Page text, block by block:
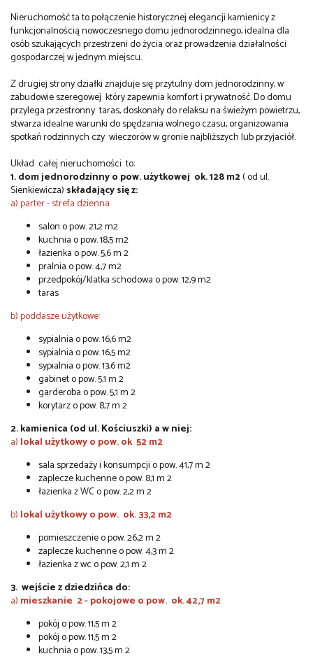
Nieruchomość ta to połączenie historycznej elegancji kamienicy z
funkcjonalnością nowoczesnego domu jednorodzinnego, idealna dla
osób szukających przestrzeni do życia oraz prowadzenia działalności
gospodarczej w jednym miejscu.
Z drugiej strony działki znajduje się przytulny dom jednorodzinny, w
zabudowie szeregowej który zapewnia komfort i prywatność. Do domu
przylega przestronny taras, doskonały do relaksu na świeżym powietrzu,
stwarza idealne warunki do spędzania wolnego czasu, organizowania
spotkań rodzinnych czy wieczorów w gronie najbliższych lub przyjaciół.
Układ całej nieruchomości to:
1. dom jednorodzinny o pow. użytkowej ok. 128 m2( od ul.
Sienkiewicza) składający się z:
a)parter - strefa dzienna
salon o pow. 21,2 m2
kuchnia o pow. 18,5 m2
łazienka o pow. 5,6 m 2
pralnia o pow. 4,7 m2
przedpokój/klatka schodowa o pow. 12,9 m2
taras
b) poddasze użytkowe:
sypialnia o pow. 16,6 m2
sypialnia o pow. 16,5 m2
sypialnia o pow. 13,6 m2
gabinet o pow. 5,1 m 2
garderoba o pow. 5,1 m 2
korytarz o pow. 8,7 m 2
2. kamienica (od ul. Kościuszki) a w niej:
a) lokal użytkowy o pow. ok 52 m2
sala sprzedaży i konsumpcji o pow. 41,7 m 2
zaplecze kuchenne o pow. 8,1 m 2
łazienka z WC o pow. 2,2 m 2
b) lokal użytkowy o pow. ok. 33,2 m2
pomieszczenie o pow. 26,2 m 2
zaplecze kuchenne o pow. 4,3 m 2
łazienka z wc o pow. 2,1 m 2
3. wejście z dziedzińca do:
a) mieszkanie 2 - pokojowe o pow. ok. 42,7 m2
pokój o pow. 11,5 m 2
pokój o pow. 11,5 m 2
kuchnia o pow. 13,5 m 2